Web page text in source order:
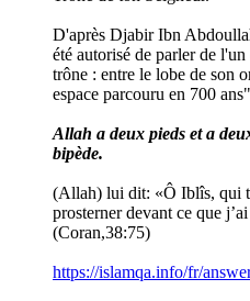
D'après Djabir Ibn
été autorisé de parler de
trône : entre le lobe de son
espace parcouru en 700
Allah a deux pieds et a
bipède.
(Allah) lui dit: «Ô Iblîs, qui
prosterner devant ce que
(Coran,38:75)
https://islamqa.info/fr/